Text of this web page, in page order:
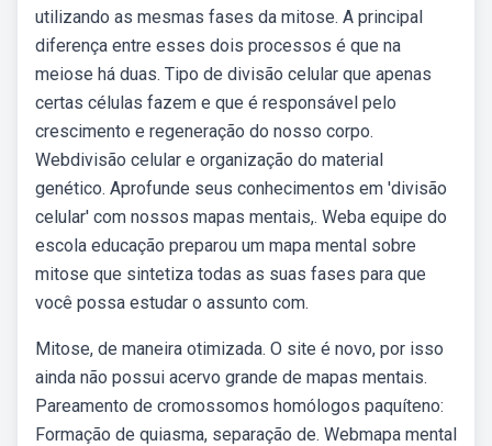
utilizando as mesmas fases da mitose. A principal
diferença entre esses dois processos é que na
meiose há duas. Tipo de divisão celular que apenas
certas células fazem e que é responsável pelo
crescimento e regeneração do nosso corpo.
Webdivisão celular e organização do material
genético. Aprofunde seus conhecimentos em 'divisão
celular' com nossos mapas mentais,. Weba equipe do
escola educação preparou um mapa mental sobre
mitose que sintetiza todas as suas fases para que
você possa estudar o assunto com.
Mitose, de maneira otimizada. O site é novo, por isso
ainda não possui acervo grande de mapas mentais.
Pareamento de cromossomos homólogos paquíteno:
Formação de quiasma, separação de. Webmapa mental